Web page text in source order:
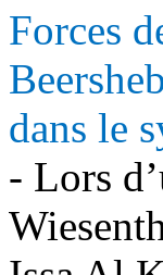
Forces
dans le
- Lors